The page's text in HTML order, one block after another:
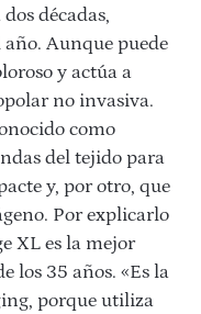
décadas,
Aunque puede
y actúa a
no invasiva.
como
del tejido para
y, por otro, que
Por explicarlo
XL es la mejor
los 35 años. «Es la
porque utiliza